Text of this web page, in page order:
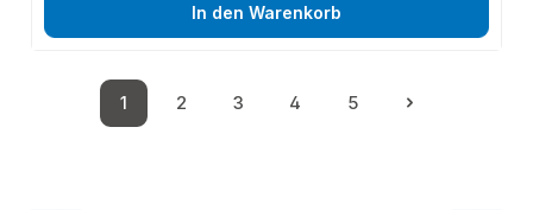
In den Warenkorb
Seite
1
Seite
2
Seite
3
Seite
4
Seite
5